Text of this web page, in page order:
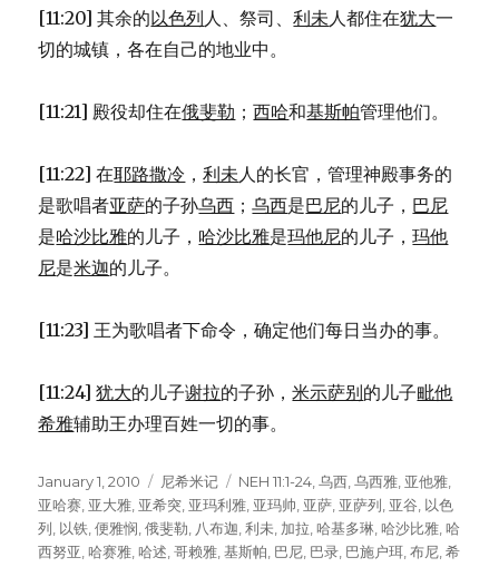
[11:20] 其余的以色列人、祭司、利未人都住在犹大一
切的城镇，各在自己的地业中。
[11:21] 殿役却住在俄斐勒 ；西哈和基斯帕管理他们。
[11:22] 在耶路撒冷 ，利未人的长官，管理神殿事务的
是歌唱者亚萨的子孙乌西 ；乌西是巴尼的儿子， 巴尼
是哈沙比雅的儿子， 哈沙比雅是玛他尼的儿子，玛他
尼是米迦的儿子。
[11:23] 王为歌唱者下命令，确定他们每日当办的事。
[11:24]犹大的儿子谢拉的子孙，米示萨别的儿子毗他
希雅辅助王办理百姓一切的事。
Posted
on
January 1, 2010 Categories
尼希米记 Tags
NEH 11:1-24 ,乌西 ,乌西雅 亚他雅
亚哈赛 亚大雅 亚希突 亚玛利雅 亚玛帅 亚萨 亚萨列 亚谷 以色
列 以铁 ,便雅悯 ,俄斐勒 八布迦 ,利未 加拉 ,哈基多琳 ,哈沙比雅 ,哈
西努亚 ,哈赛雅 ,哈述 ,哥赖雅 ,基斯帕 巴尼 巴录 巴施户珥 ,布尼 ,希